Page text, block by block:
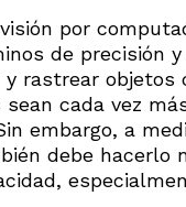
por
de precisión
rastrear objetos
cada vez
embargo, a
debe hacerlo